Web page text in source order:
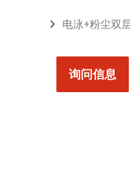
电泳+粉尘双
询问信息